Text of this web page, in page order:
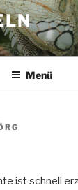
Menü
ist schnell